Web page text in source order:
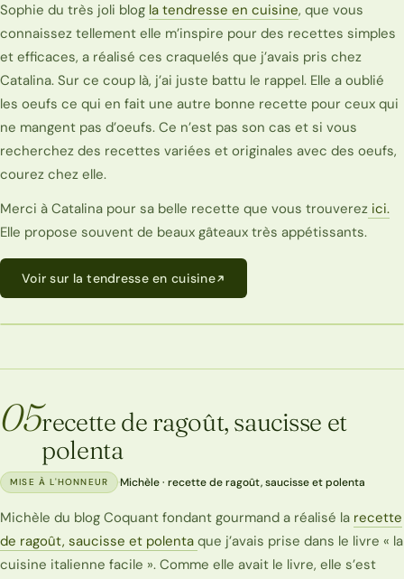
Sophie du très joli blog la tendresse en cuisine, que vous
connaissez tellement elle m’inspire pour des recettes simples
et efficaces, a réalisé ces craquelés que j’avais pris chez
Catalina. Sur ce coup là, j’ai juste battu le rappel. Elle a oublié
les oeufs ce qui en fait une autre bonne recette pour ceux qui
ne mangent pas d’oeufs. Ce n’est pas son cas et si vous
recherchez des recettes variées et originales avec des oeufs,
courez chez elle.
Merci à Catalina pour sa belle recette que vous trouverez ici.
Elle propose souvent de beaux gâteaux très appétissants.
Voir sur la tendresse en cuisine
05recette de ragoût, saucisse et
polenta
MISE À L'HONNEUR ·Michèle · recette de ragoût, saucisse et polenta
Michèle du blog Coquant fondant gourmand a réalisé la recette
de ragoût, saucisse et polenta que j’avais prise dans le livre « la
cuisine italienne facile ». Comme elle avait le livre, elle s’est